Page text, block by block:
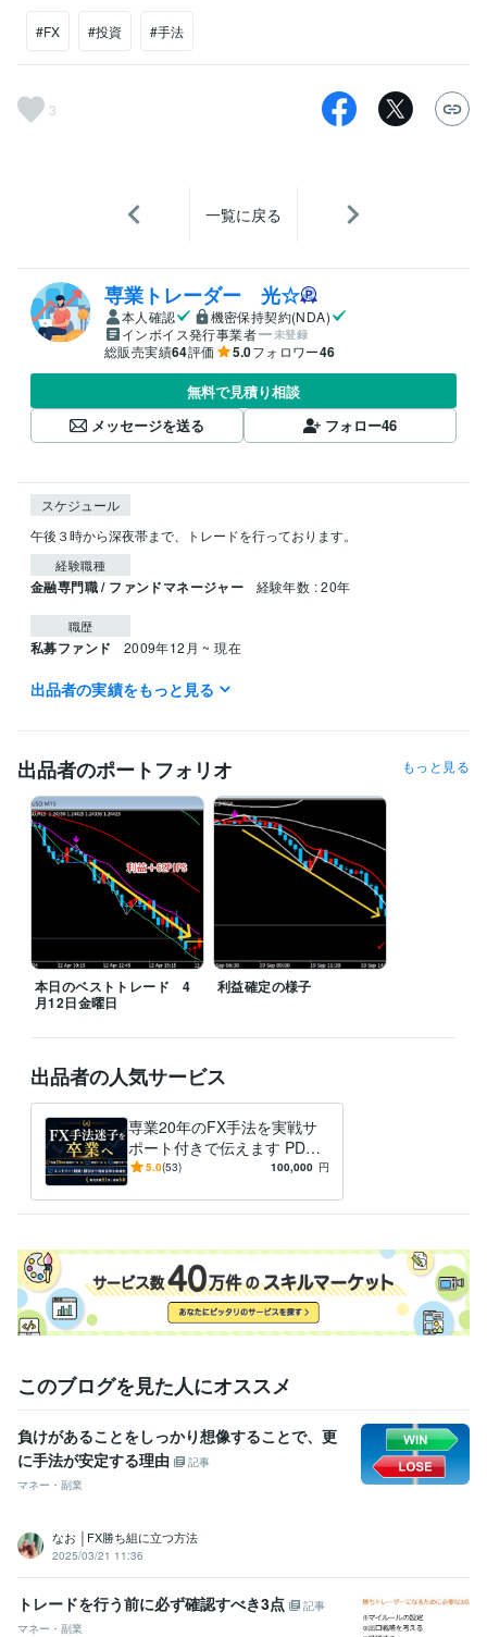
#FX #投資 #手法
3
一覧に戻る
専業トレーダー 光☆
本人確認
機密保持契約(NDA)
インボイス発行事業者
未登録
総販売実績64評価 5.0フォロワー46
無料で見積り相談
メッセージを送る
フォロー46
スケジュール
経験職種
金融専門職 / ファンドマネージャー 経験年数 : 20年
職歴
私募ファンド 2009年12月 ~ 現在
得意分野
FX業界、投資
出品者の実績をもっと見る
出品者のポートフォリオ もっと見る
本日のベストトレード 4
月12日金曜日
利益確定の様子
出品者の人気サービス
専業20年のFX手法を実戦サ
ポート付きで伝えます PDF
で終わらせず、実際の相場で
5.0(53) 100,000 円
このブログを見た人にオススメ
負けがあることをしっかり想像することで、更
に手法が安定する理由
記事
マネー・副業
なお │FX勝ち組に立つ方法
2025/03/21 11:36
トレードを行う前に必ず確認すべき3点
記事
マネー・副業